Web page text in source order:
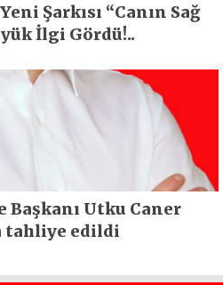
Şarkısı “Canın Sağ
İlgi Gördü!..
Başkanı Utku Caner
tahliye edildi